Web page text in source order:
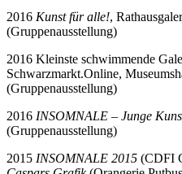
2016 Kunst für alle!,
(Gruppenausstellung)
2016 Kleinste schwimmende
Schwarzmarkt.Online,
(Gruppenausstellung)
2016 INSOMNALE – Junge
(Gruppenausstellung)
2015 INSOMNALE 2015 (CDFI